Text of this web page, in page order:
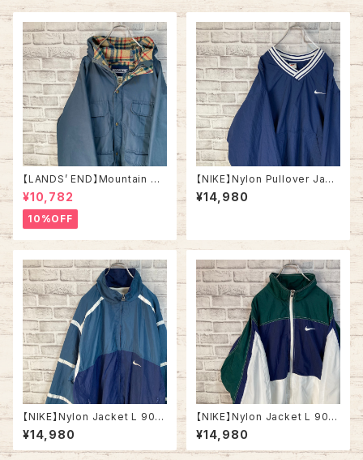
【LANDS’ END】Mountain Pa
rka L相当 Made in USA 90s
vintage ランズエンド マウンテ
ンパーカー USA製 ヴィンテー
ジ アメリカ USA レトロ 古着
¥10,782
10%OFF
【NIKE】Nylon Pullover Jack
et XL 90s vintage ナイキ カ
レッジロゴ ナイロンプルオーバ
ントロゴ SWOOSH アウター
アメリカ USA 古着
¥14,980
【NIKE】Nylon Jacket L 90s
vintage USA規格 ナイキ 銀タ
グ ナイロンジャケット 切替 刺繍
ロゴ 胸ロゴ ワンポイントロゴ S
¥14,980
【NIKE】Nylon Jacket L 90s
vintage USA規格 ナイキ 銀タ
グ ナイロンジャケット 切替 刺繍
ロゴ 胸ロゴ ワンポイントロゴ S
¥14,980